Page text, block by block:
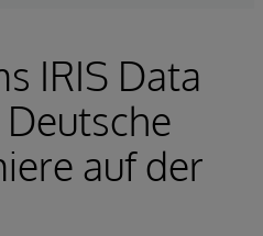
IRIS Data
auf der